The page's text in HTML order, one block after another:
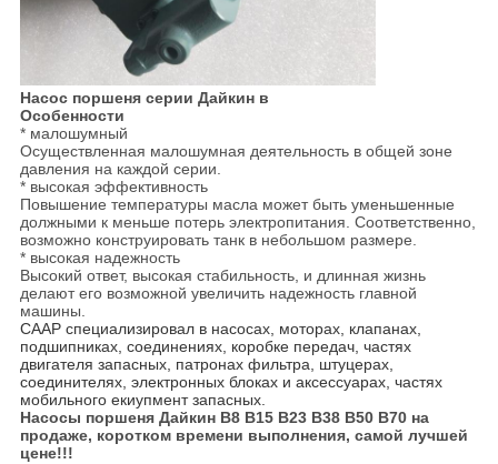
Насос поршеня серии Дайкин в
Особенности
* малошумный
Осуществленная малошумная деятельность в общей зоне
давления на каждой серии.
* высокая эффективность
Повышение температуры масла может быть уменьшенные
должными к меньше потерь электропитания. Соответственно,
возможно конструировать танк в небольшом размере.
* высокая надежность
Высокий ответ, высокая стабильность, и длинная жизнь
делают его возможной увеличить надежность главной
машины.
СААР специализировал в насосах, моторах, клапанах,
подшипниках, соединениях, коробке передач, частях
двигателя запасных, патронах фильтра, штуцерах,
соединителях, электронных блоках и аксессуарах, частях
мобильного екиупмент запасных.
Насосы поршеня Дайкин В8 В15 В23 В38 В50 В70 на
продаже, коротком времени выполнения, самой лучшей
цене!!!